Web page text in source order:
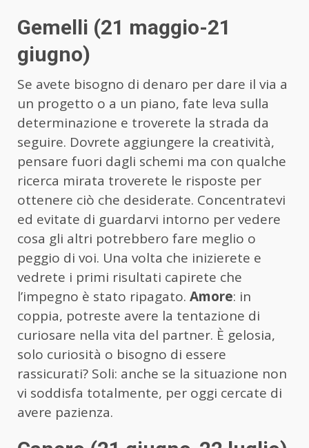
Gemelli (21 maggio-21
giugno)
Se avete bisogno di denaro per dare il via a
un progetto o a un piano, fate leva sulla
determinazione e troverete la strada da
seguire. Dovrete aggiungere la creatività,
pensare fuori dagli schemi ma con qualche
ricerca mirata troverete le risposte per
ottenere ciò che desiderate. Concentratevi
ed evitate di guardarvi intorno per vedere
cosa gli altri potrebbero fare meglio o
peggio di voi. Una volta che inizierete e
vedrete i primi risultati capirete che
l’impegno è stato ripagato. Amore: in
coppia, potreste avere la tentazione di
curiosare nella vita del partner. È gelosia,
solo curiosità o bisogno di essere
rassicurati? Soli: anche se la situazione non
vi soddisfa totalmente, per oggi cercate di
avere pazienza.